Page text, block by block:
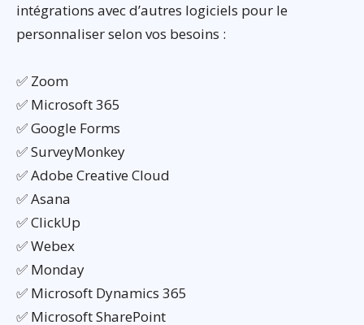
intégrations avec d’autres logiciels pour le
personnaliser selon vos besoins :
✅ Zoom
✅ Microsoft 365
✅ Google Forms
✅ SurveyMonkey
✅ Adobe Creative Cloud
✅ Asana
✅ ClickUp
✅ Webex
✅ Monday
✅ Microsoft Dynamics 365
✅ Microsoft SharePoint